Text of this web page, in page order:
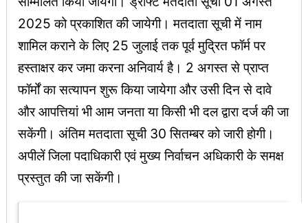
2025 को प्रकाशित की जायेगी। मतदाता सूची में नाम
शामिल कराने के लिए 25 जुलाई तक पूर्व मुद्रित फॉर्म पर
हस्ताक्षर कर जमा करना अनिवार्य है। 2 अगस्त से प्राप्त
फॉर्मों का सत्यापन शुरू किया जायेगा और उसी दिन से दावे
और आपत्तियां भी आम जनता या किसी भी दल द्वारा दर्ज की जा
सकेंगी। अंतिम मतदाता सूची 30 सितम्बर को जारी होगी।
अपीलें जिला पदाधिकारी एवं मुख्य निर्वाचन अधिकारी के समक्ष
प्रस्तुत की जा सकेंगी।